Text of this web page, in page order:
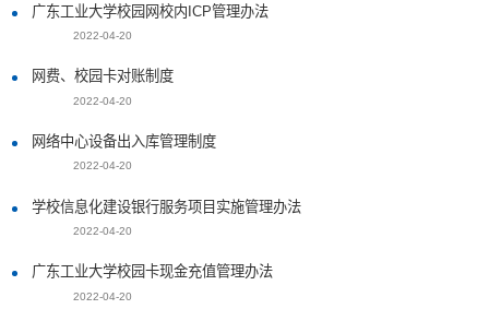
广东工业大学校园网校内ICP管理办法
2022-04-20
网费、校园卡对账制度
2022-04-20
网络中心设备出入库管理制度
2022-04-20
学校信息化建设银行服务项目实施管理办法
2022-04-20
广东工业大学校园卡现金充值管理办法
2022-04-20